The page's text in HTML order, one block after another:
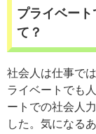
プライベー
て？
社会人は仕事で
ライベートでも
ートでの社会人
した。気になる